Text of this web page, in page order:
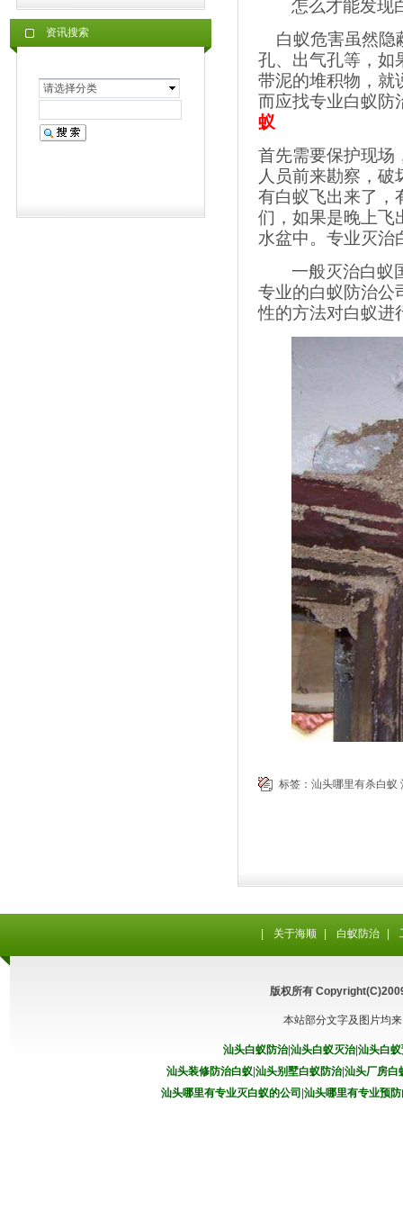
资讯搜索
请选择分类
怎么才能发现
白蚁危害虽然隐
孔、出气孔等，如
带泥的堆积物，就
而应找专业白蚁防
蚁
首先需要保护现场
人员前来勘察，
有白蚁飞出来了，
们，如果是晚上飞
水盆中。专业灭治
一般灭治白蚁
专业的白蚁防治公
性的方法对白蚁进
标签： 汕头哪里有杀白蚁
关于海顺 白蚁防治
版权所有
本站部分文字及图片均
汕头白蚁防治|汕头白蚁灭治|汕头白
汕头装修防治白蚁| 汕头别墅白蚁防治|汕头厂房白
汕头哪里有专业灭白蚁的公司 汕头哪里有专业预